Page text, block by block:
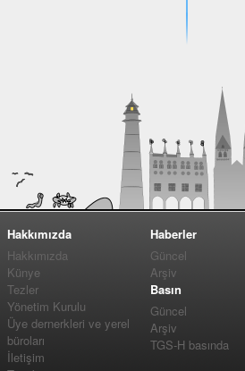
Hakkımızda
Hakkımızda
Künye
Tezler
Yönetim Kurulu
Üye dernerkleri ve yerel
büroları
İletişim
Haberler
Güncel
Arşiv
Basın
Güncel
Arşiv
TGS-H basında